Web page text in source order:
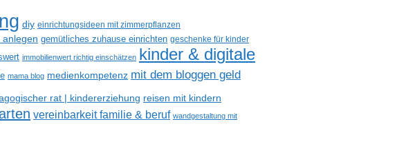
diy einrichtungsideen mit zimmerpflanzen
gemütliches zuhause einrichten geschenke für kinder
immobilienwert richtig einschätzen kinder & digitale
mama blog medienkompetenz mit dem bloggen geld
rat | kindererziehung reisen mit kindern
vereinbarkeit familie & beruf wandgestaltung mit